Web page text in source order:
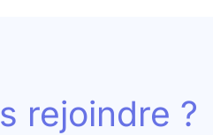
rejoindre ?